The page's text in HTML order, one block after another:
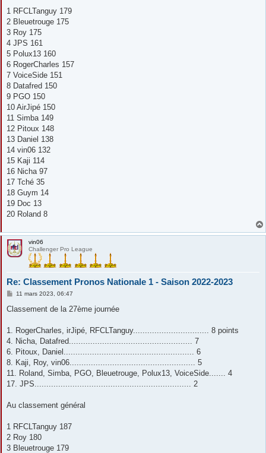
1 RFCLTanguy 179
2 Bleuetrouge 175
3 Roy 175
4 JPS 161
5 Polux13 160
6 RogerCharles 157
7 VoiceSide 151
8 Datafred 150
9 PGO 150
10 AirJipé 150
11 Simba 149
12 Pitoux 148
13 Daniel 138
14 vin06 132
15 Kaji 114
16 Nicha 97
17 Tché 35
18 Guym 14
19 Doc 13
20 Roland 8
vin06
Challenger Pro League
Re: Classement Pronos Nationale 1 - Saison 2022-2023
M
s
g
11 mars 2023, 06:47
Classement de la 27ème journée
1. RogerCharles, irJipé, RFCLTanguy................................ 8 points
4. Nicha, Datafred.................................................... 7
6. Pitoux, Daniel....................................................... 6
8. Kaji, Roy, vin06..................................................... 5
11. Roland, Simba, PGO, Bleuetrouge, Polux13, VoiceSide....... 4
17. JPS.................................................................. 2
Au classement général
1 RFCLTanguy 187
2 Roy 180
3 Bleuetrouge 179